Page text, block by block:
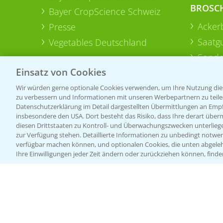
Bayer CropScience Schweiz
Presse
Vegetables Deutschland
Einsatz von Cookies
Wir würden gerne optionale Cookies verwenden, um Ihre Nutzung
zu verbessern und Informationen mit unseren Werbepartnern zu
Datenschutzerklärung im Detail dargestellten Übermittlungen an
insbesondere den USA. Dort besteht das Risiko, dass Ihre derart
diesen Drittstaaten zu Kontroll- und Überwachungszwecken
zur Verfügung stehen. Detaillierte Informationen zu unbedingt
verfügbar machen können, und optionalen Cookies, die unten
Ihre Einwilligungen jeder Zeit ändern oder zurückziehen können,